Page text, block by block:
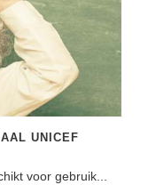
UNICEF
voor gebruik...